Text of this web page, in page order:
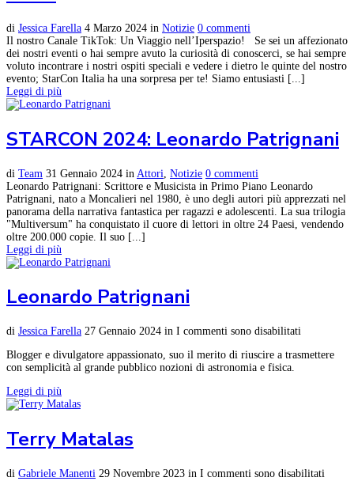
di Jessica Farella 4 Marzo 2024 in Notizie 0 commenti
Il nostro Canale TikTok: Un Viaggio nell’Iperspazio! Se sei un affezionato
dei nostri eventi o hai sempre avuto la curiosità di conoscerci, se hai sempre
voluto incontrare i nostri ospiti speciali e vedere i dietro le quinte del nostro
evento; StarCon Italia ha una sorpresa per te! Siamo entusiasti [...]
Leggi di più
STARCON 2024: Leonardo Patrignani
di Team 31 Gennaio 2024 in Attori Notizie 0 commenti
Leonardo Patrignani: Scrittore e Musicista in Primo Piano Leonardo
Patrignani, nato a Moncalieri nel 1980, è uno degli autori più apprezzati nel
panorama della narrativa fantastica per ragazzi e adolescenti. La sua trilogia
"Multiversum" ha conquistato il cuore di lettori in oltre 24 Paesi, vendendo
oltre 200.000 copie. Il suo [...]
Leggi di più
Leonardo Patrignani
di Jessica Farella 27 Gennaio 2024 in I commenti sono disabilitati
Blogger e divulgatore appassionato, suo il merito di riuscire a trasmettere
con semplicità al grande pubblico nozioni di astronomia e fisica.
Leggi di più
Terry Matalas
di Gabriele Manenti 29 Novembre 2023 in I commenti sono disabilitati